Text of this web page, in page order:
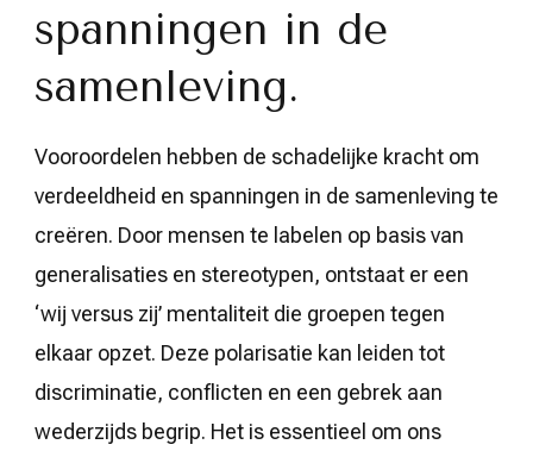
spanningen in de
samenleving.
Vooroordelen hebben de schadelijke kracht om
verdeeldheid en spanningen in de samenleving te
creëren. Door mensen te labelen op basis van
generalisaties en stereotypen, ontstaat er een
‘wij versus zij’ mentaliteit die groepen tegen
elkaar opzet. Deze polarisatie kan leiden tot
discriminatie, conflicten en een gebrek aan
wederzijds begrip. Het is essentieel om ons